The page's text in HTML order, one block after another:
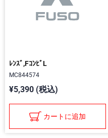
ﾚﾝｽﾞ,FｺﾝﾋﾞL
MC844574
¥5,390 (税込)
カートに追加